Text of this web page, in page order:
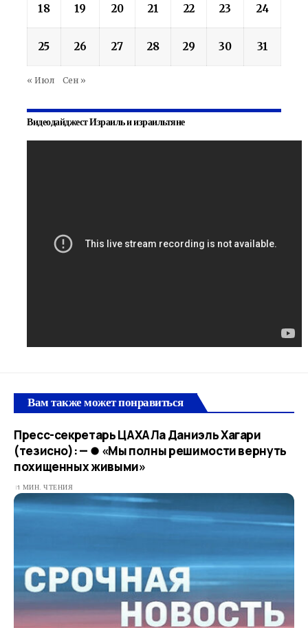
18 19 20 21 22 23 24
25 26 27 28 29 30 31
« Июл Сен »
Видеодайджест Израиль и израильтяне
Вам также может понравиться
Пресс-секретарь ЦАХАЛа Даниэль Хагари
(тезисно): — ⏺ «Мы полны решимости вернуть
похищенных живыми»
1 МИН. ЧТЕНИЯ